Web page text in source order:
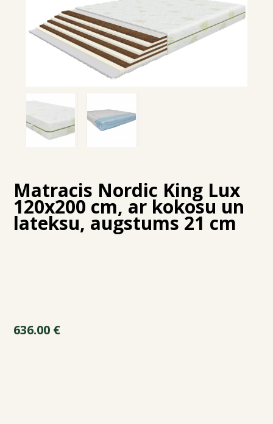
Matracis Nordic King Lux
120x200 cm, ar kokosu un
lateksu, augstums 21 cm
636.00 €